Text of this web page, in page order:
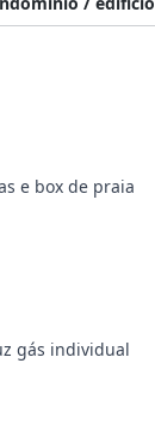
e box de praia
gás individual